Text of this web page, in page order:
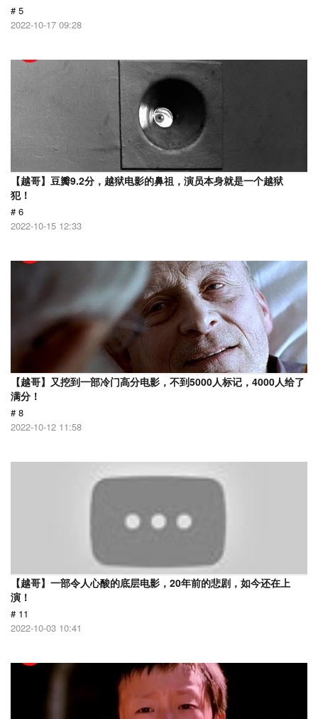
# 5
2022-10-17 09:28
【越哥】豆瓣9.2分，越狱电影的鼻祖，演员本身就是一个越狱
犯！
# 6
2022-10-15 12:33
【越哥】又挖到一部冷门高分电影，不到5000人标记，4000人给了
满分！
# 8
2022-10-12 11:58
【越哥】一部令人心酸的底层电影，20年前的悲剧，如今还在上
演！
# 11
2022-10-03 10:41